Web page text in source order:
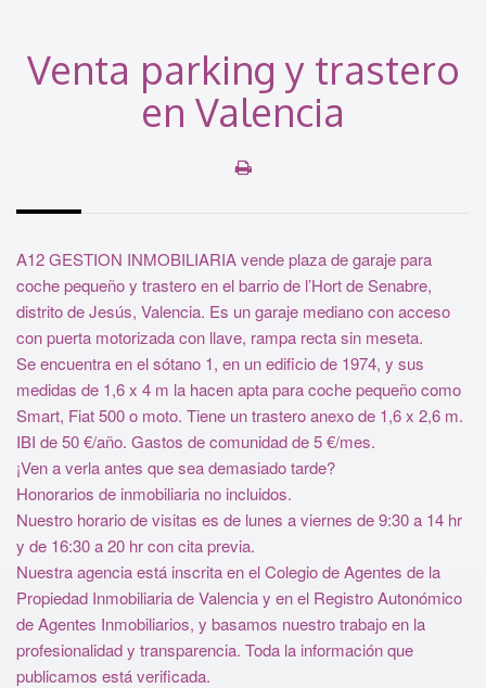
Venta parking y trastero
en Valencia
A12 GESTION INMOBILIARIA vende plaza de garaje para
coche pequeño y trastero en el barrio de l’Hort de Senabre,
distrito de Jesús, Valencia. Es un garaje mediano con acceso
con puerta motorizada con llave, rampa recta sin meseta.
Se encuentra en el sótano 1, en un edificio de 1974, y sus
medidas de 1,6 x 4 m la hacen apta para coche pequeño como
Smart, Fiat 500 o moto. Tiene un trastero anexo de 1,6 x 2,6 m.
IBI de 50 €/año. Gastos de comunidad de 5 €/mes.
¡Ven a verla antes que sea demasiado tarde?
Honorarios de inmobiliaria no incluidos.
Nuestro horario de visitas es de lunes a viernes de 9:30 a 14 hr
y de 16:30 a 20 hr con cita previa.
Nuestra agencia está inscrita en el Colegio de Agentes de la
Propiedad Inmobiliaria de Valencia y en el Registro Autonómico
de Agentes Inmobiliarios, y basamos nuestro trabajo en la
profesionalidad y transparencia. Toda la información que
publicamos está verificada.